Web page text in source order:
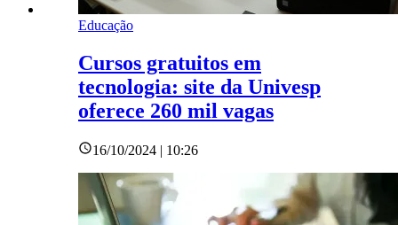
Educação
Cursos gratuitos em
tecnologia: site da Univesp
oferece 260 mil vagas
16/10/2024 | 10:26